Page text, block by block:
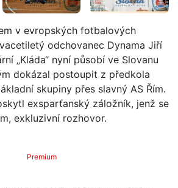
v evropských fotbalových
odchovanec Dynama Jiří
„Kláda“ nyní působí ve Slovanu
dokázal postoupit z předkola
skupiny přes slavný AS Řím.
exsparťanský záložník, jenž se
exkluzivní rozhovor.
Premium